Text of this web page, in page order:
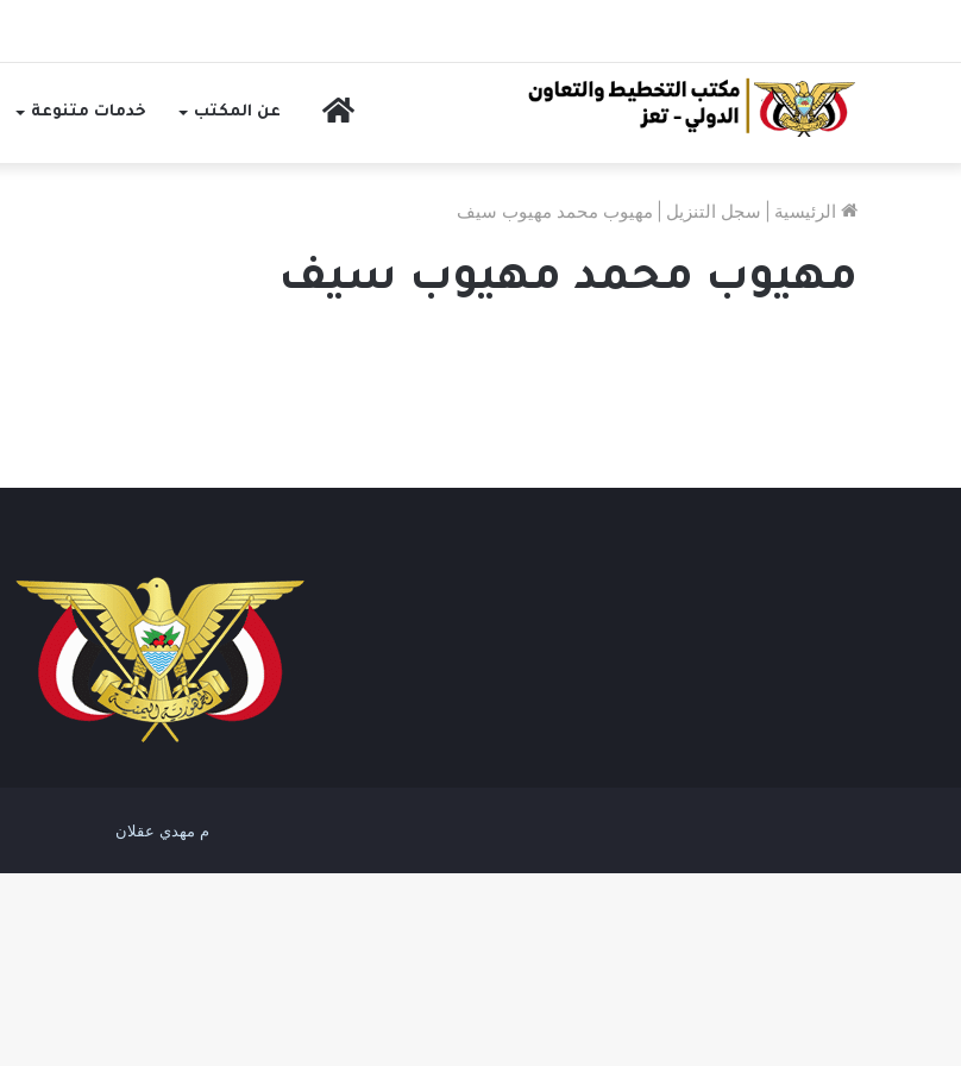
الرئيسيةعن المكتب خدمات متنوعة
الرئيسية سجل التنزيل مهيوب محمد مهيوب سيف
مهيوب محمد مهيوب سيف
م مهدي عقلان